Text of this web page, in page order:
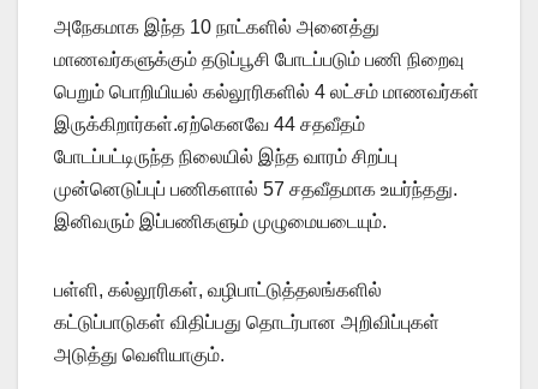
அநேகமாக இந்த 10 நாட்களில் அனைத்து
மாணவர்களுக்கும் தடுப்பூசி போடப்படும் பணி நிறைவு
பெறும் பொறியியல் கல்லூரிகளில் 4 லட்சம் மாணவர்கள்
இருக்கிறார்கள்.ஏற்கெனவே 44 சதவீதம்
போடப்பட்டிருந்த நிலையில் இந்த வாரம் சிறப்பு
முன்னெடுப்புப் பணிகளால் 57 சதவீதமாக உயர்ந்தது.
இனிவரும் இப்பணிகளும் முழுமையடையும்.
பள்ளி, கல்லூரிகள், வழிபாட்டுத்தலங்களில்
கட்டுப்பாடுகள் விதிப்பது தொடர்பான அறிவிப்புகள்
அடுத்து வெளியாகும்.